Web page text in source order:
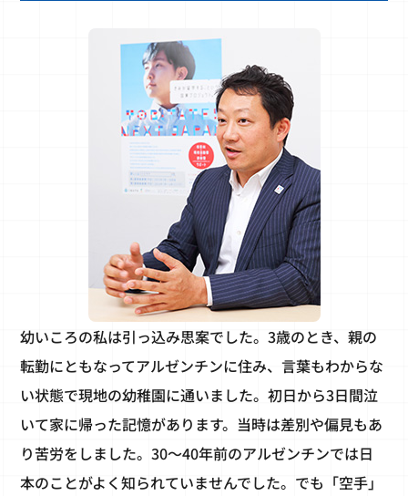
幼いころの私は引っ込み思案でした。3歳のとき、親の
転勤にともなってアルゼンチンに住み、言葉もわからな
い状態で現地の幼稚園に通いました。初日から3日間泣
いて家に帰った記憶があります。当時は差別や偏見もあ
り苦労をしました。30～40年前のアルゼンチンでは日
本のことがよく知られていませんでした。でも「空手」